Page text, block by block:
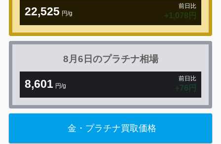
22,525 円/g
前日比
+1,078円
8月6日のプラチナ相場
8,601 円/g
前日比
+76円
金・プラチナ買取価格